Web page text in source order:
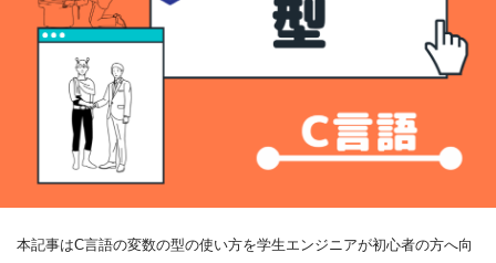
本記事はC言語の変数の型の使い方を学生エンジニアが初心者の方へ向